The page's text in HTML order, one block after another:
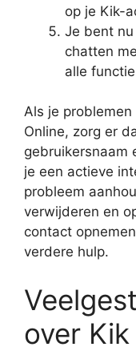
op je Kik-
Je bent
chatten
alle
Als je
Online, zorg er
gebruikersnaam
je een actieve
probleem
verwijderen en
contact
verdere hulp.
over